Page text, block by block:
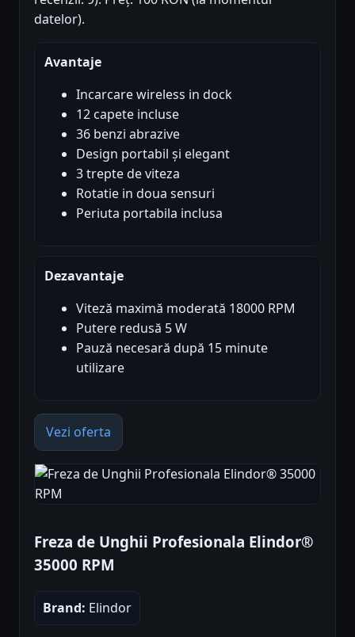
datelor).
Avantaje
Incarcare wireless in dock
12 capete incluse
36 benzi abrazive
Design portabil și elegant
3 trepte de viteza
Rotatie in doua sensuri
Periuta portabila inclusa
Dezavantaje
Viteză maximă moderată 18000 RPM
Putere redusă 5 W
Pauză necesară după 15 minute
utilizare
Vezi oferta
Freza de Unghii Profesionala Elindor®
35000 RPM
Brand: Elindor